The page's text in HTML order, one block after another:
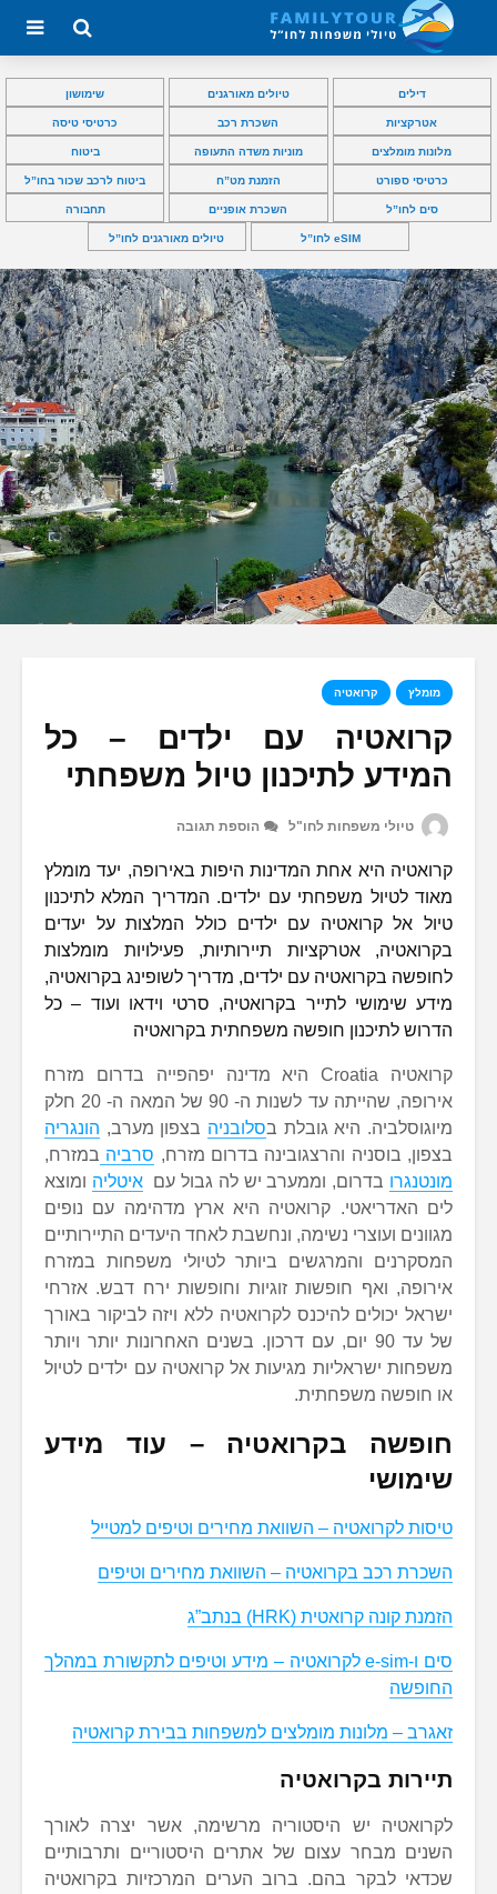
דילים טיולים מאורגנים שימושון
אטרקציות השכרת רכב כרטיסי טיסה
מלונות מומלצים מוניות משדה התעופה ביטוח
כרטיסי ספורט הזמנת מט”ח ביטוח לרכב שכור בחו”ל
סים לחו”ל השכרת אופניים תחבורה
eSIM לחו”ל טיולים מאורגנים לחו”ל
מומלץ קרואטיה
קרואטיה עם ילדים – כל
המידע לתיכנון טיול משפחתי
טיולי משפחות לחו"ל הוספת תגובה
קרואטיה היא אחת המדינות היפות באירופה, יעד מומלץ
מאוד לטיול משפחתי עם ילדים. המדריך המלא לתיכנון
טיול אל קרואטיה עם ילדים כולל המלצות על יעדים
בקרואטיה, אטרקציות תיירותיות, פעילויות מומלצות
לחופשה בקרואטיה עם ילדים, מדריך לשופינג בקרואטיה,
מידע שימושי לתייר בקרואטיה, סרטי וידאו ועוד – כל
הדרוש לתיכנון חופשה משפחתית בקרואטיה
קרואטיה Croatia היא מדינה יפהפייה בדרום מזרח
אירופה, שהייתה עד לשנות ה- 90 של המאה ה- 20 חלק
מיוגוסלביה. היא גובלת בסלובניה בצפון מערב, הונגריה
בצפון, בוסניה והרצגובינה בדרום מזרח, סרביה במזרח,
מונטנגרו בדרום, וממערב יש לה גבול עםאיטליה ומוצא
לים האדריאטי. קרואטיה היא ארץ מדהימה עם נופים
מגוונים ועוצרי נשימה, ונחשבת לאחד היעדים התיירותיים
המסקרנים והמרגשים ביותר לטיולי משפחות במזרח
אירופה, ואף חופשות זוגיות וחופשות ירח דבש. אזרחי
ישראל יכולים להיכנס לקרואטיה ללא ויזה לביקור באורך
של עד 90 יום, עם דרכון. בשנים האחרונות יותר ויותר
משפחות ישראליות מגיעות אל קרואטיה עם ילדים לטיול
או חופשה משפחתית.
חופשה בקרואטיה – עוד מידע
שימושי
טיסות לקרואטיה – השוואת מחירים וטיפים למטייל
השכרת רכב בקרואטיה – השוואת מחירים וטיפים
הזמנת קונה קרואטית (HRK) בנתב”ג
סים ו-e-sim לקרואטיה – מידע וטיפים לתקשורת במהלך
החופשה
זאגרב – מלונות מומלצים למשפחות בבירת קרואטיה
תיירות בקרואטיה
לקרואטיה יש היסטוריה מרשימה, אשר יצרה לאורך
השנים מבחר עצום של אתרים היסטוריים ותרבותיים
שכדאי לבקר בהם. ברוב הערים המרכזיות בקרואטיה